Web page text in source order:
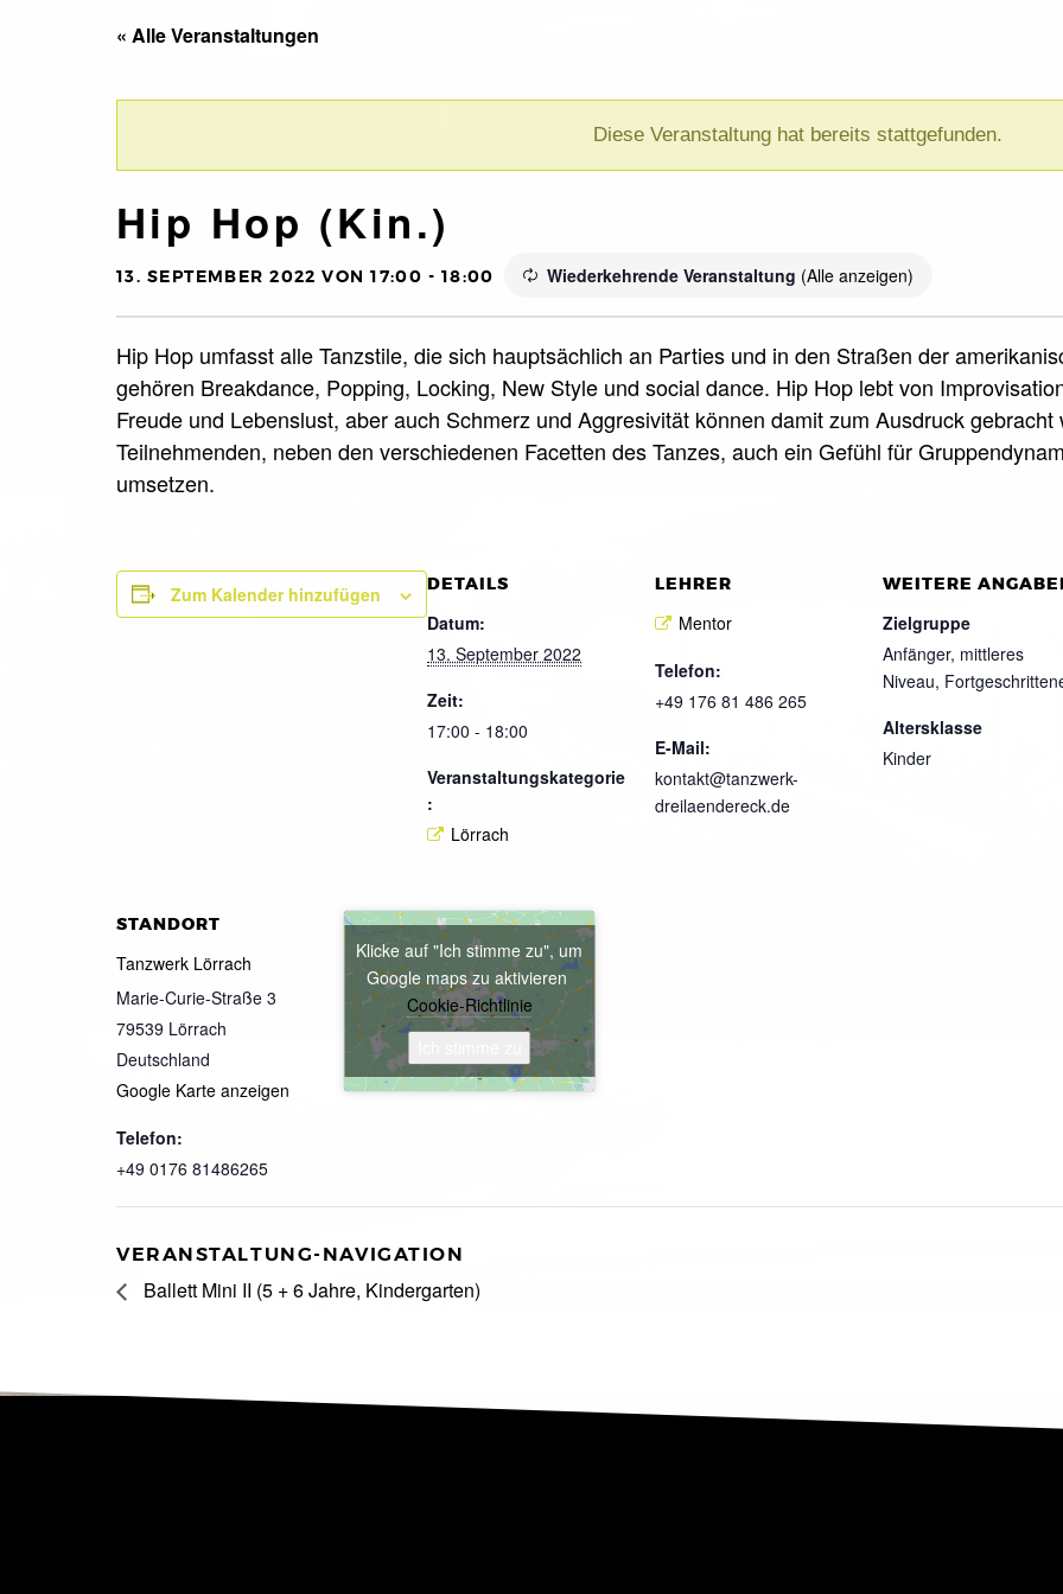
« Alle Veranstaltungen
Diese Veranstaltung hat bereits stattgefunden.
Hip Hop (Kin.)
13. SEPTEMBER 2022 VON 17:00 - 18:00 Wiederkehrende Veranstaltung (Alle anzeigen)
Hip Hop umfasst alle Tanzstile, die sich hauptsächlich an Parties und in den Straßen der
gehören Breakdance, Popping, Locking, New Style und social dance. Hip Hop lebt von
Freude und Lebenslust, aber auch Schmerz und Aggresivität können damit zum Ausdruck
Teilnehmenden, neben den verschiedenen Facetten des Tanzes, auch ein Gefühl für
umsetzen.
Zum Kalender hinzufügen DETAILS
Datum:
13. September 2022
Zeit:
17:00 - 18:00
Veranstaltungskategorie
:
Lörrach
LEHRER
Mentor
Telefon:
+49 176 81 486 265
E-Mail:
kontakt@tanzwerk-
dreilaendereck.de
WEITERE
Zielgruppe
Anfänger, mittleres
Niveau,
Altersklasse
Kinder
STANDORT
Tanzwerk Lörrach
Marie-Curie-Straße 3
79539 Lörrach
Deutschland
Google Karte anzeigen
Telefon:
+49 0176 81486265
Klicke auf "Ich stimme zu", um
Google maps zu aktivieren
Cookie-Richtlinie
VERANSTALTUNG-NAVIGATION
Ballett Mini II (5 + 6 Jahre, Kindergarten)